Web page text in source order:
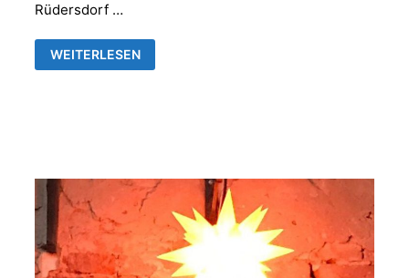
Rüdersdorf …
VERBINDLICHE
ZUSAMMENARBEIT
ZWISCHEN
KRAFTSDORF
AB
1.1.2026
WEITERLESEN